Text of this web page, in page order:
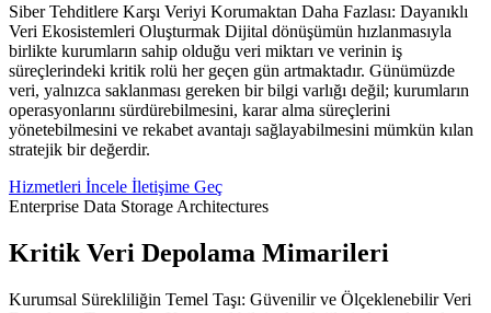
Siber Tehditlere Karşı Veriyi Korumaktan Daha Fazlası: Dayanıklı
Veri Ekosistemleri Oluşturmak Dijital dönüşümün hızlanmasıyla
birlikte kurumların sahip olduğu veri miktarı ve verinin iş
süreçlerindeki kritik rolü her geçen gün artmaktadır. Günümüzde
veri, yalnızca saklanması gereken bir bilgi varlığı değil; kurumların
operasyonlarını sürdürebilmesini, karar alma süreçlerini
yönetebilmesini ve rekabet avantajı sağlayabilmesini mümkün kılan
stratejik bir değerdir.
Hizmetleri İncele İletişime Geç
Enterprise Data Storage Architectures
Kritik Veri Depolama Mimarileri
Kurumsal Sürekliliğin Temel Taşı: Güvenilir ve Ölçeklenebilir Veri